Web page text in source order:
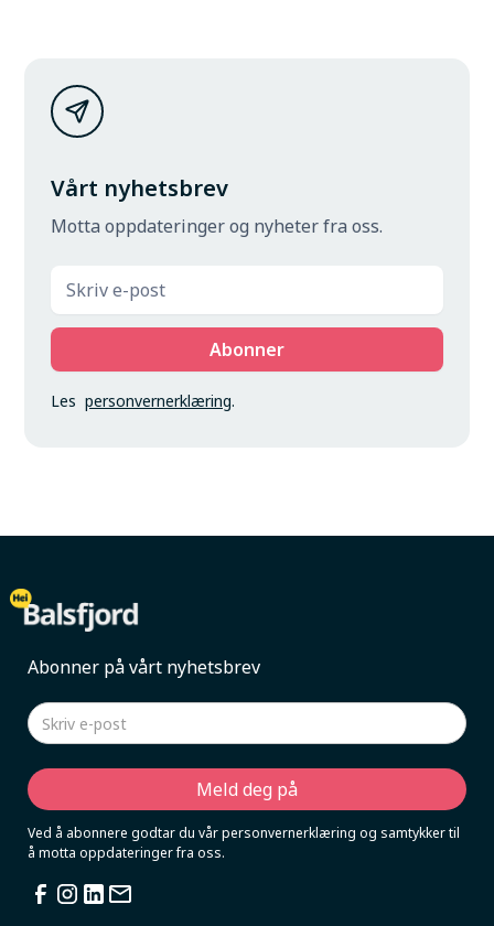
Vårt nyhetsbrev
Motta oppdateringer og nyheter fra oss.
Lespersonvernerklæring.
Abonner på vårt nyhetsbrev
Ved å abonnere godtar du vår personvernerklæring og samtykker til
å motta oppdateringer fra oss.